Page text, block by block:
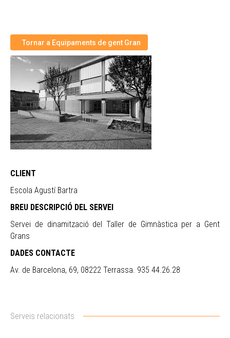
Tornar a Equipaments de gent Gran
CLIENT
Escola Agustí Bartra
BREU DESCRIPCIÓ DEL SERVEI
Servei de dinamització del Taller de Gimnàstica per a Gent
Grans
DADES CONTACTE
Av. de Barcelona, 69, 08222 Terrassa. 935 44.26.28
Serveis relacionats